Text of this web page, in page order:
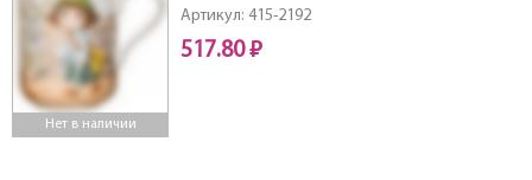
Нет в наличии
Артикул: 415-2192
517.80 ₽